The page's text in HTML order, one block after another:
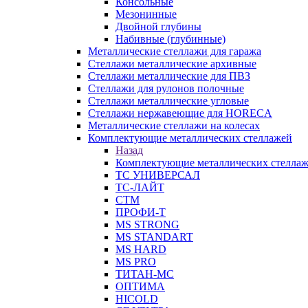
Мезонинные
Двойной глубины
Набивные (глубинные)
Металлические стеллажи для гаража
Стеллажи металлические архивные
Стеллажи металлические для ПВЗ
Стеллажи для рулонов полочные
Стеллажи металлические угловые
Стеллажи нержавеющие для HORECA
Металлические стеллажи на колесах
Комплектующие металлических стеллажей
Назад
Комплектующие металлических
ТС УНИВЕРСАЛ
ТС-ЛАЙТ
СТМ
ПРОФИ-Т
MS STRONG
MS STANDART
MS HARD
MS PRO
ТИТАН-МС
ОПТИМА
HICOLD